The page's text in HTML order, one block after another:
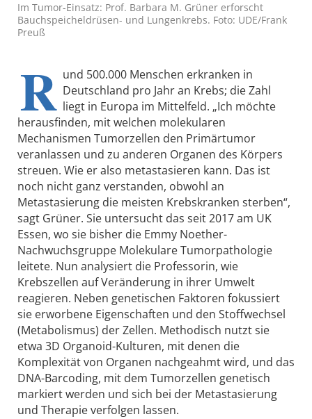
Im Tumor-Einsatz: Prof. Barbara M. Grüner erforscht
Bauchspeicheldrüsen- und Lungenkrebs. Foto: UDE/Frank
Preuß
R und 500.000 Menschen erkranken in
Deutschland pro Jahr an Krebs; die Zahl
liegt in Europa im Mittelfeld. „Ich möchte
herausfinden, mit welchen molekularen
Mechanismen Tumorzellen den Primärtumor
veranlassen und zu anderen Organen des Körpers
streuen. Wie er also metastasieren kann. Das ist
noch nicht ganz verstanden, obwohl an
Metastasierung die meisten Krebskranken sterben“,
sagt Grüner. Sie untersucht das seit 2017 am UK
Essen, wo sie bisher die Emmy Noether-
Nachwuchsgruppe Molekulare Tumorpathologie
leitete. Nun analysiert die Professorin, wie
Krebszellen auf Veränderung in ihrer Umwelt
reagieren. Neben genetischen Faktoren fokussiert
sie erworbene Eigenschaften und den Stoffwechsel
(Metabolismus) der Zellen. Methodisch nutzt sie
etwa 3D Organoid-Kulturen, mit denen die
Komplexität von Organen nachgeahmt wird, und das
DNA-Barcoding, mit dem Tumorzellen genetisch
markiert werden und sich bei der Metastasierung
und Therapie verfolgen lassen.